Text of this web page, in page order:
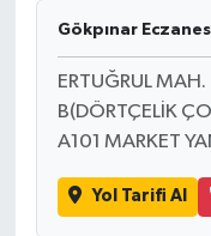
Gökpınar
ERTUĞRUL
B(DÖRTÇELİK
A101 MARKET
Yol Tarifi Al